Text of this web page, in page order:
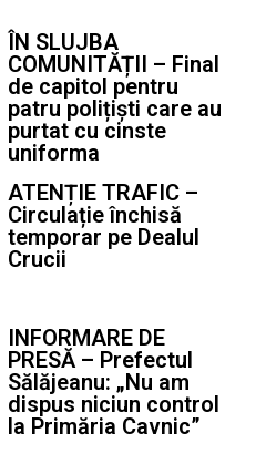
ÎN SLUJBA
COMUNITĂȚII – Final
de capitol pentru
patru polițiști care au
purtat cu cinste
uniforma
ATENȚIE TRAFIC –
Circulație închisă
temporar pe Dealul
Crucii
INFORMARE DE
PRESĂ – Prefectul
Sălăjeanu: „Nu am
dispus niciun control
la Primăria Cavnic”